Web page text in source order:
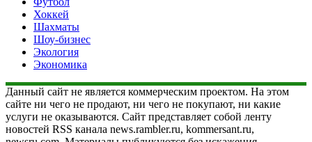
Хоккей
Шахматы
Шоу-бизнес
Экология
Экономика
Данный сайт не является коммерческим проектом. На этом
сайте ни чего не продают, ни чего не покупают, ни какие
услуги не оказываются. Сайт представляет собой ленту
новостей RSS канала news.rambler.ru, kommersant.ru,